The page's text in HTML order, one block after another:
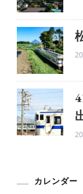
カレンダー